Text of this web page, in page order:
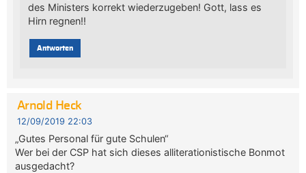
des Ministers korrekt wiederzugeben! Gott, lass es
Hirn regnen!!
Antworten
Arnold Heck
12/09/2019 22:03
„Gutes Personal für gute Schulen“
Wer bei der CSP hat sich dieses alliterationistische Bonmot
ausgedacht?